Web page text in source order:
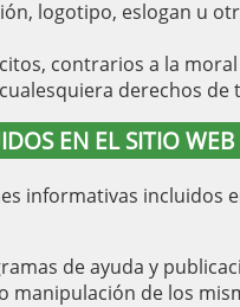
logotipo, eslogan u
contrarios a la
derechos de
EN EL SITIO
informativas incluidos
de ayuda y
manipulación de los